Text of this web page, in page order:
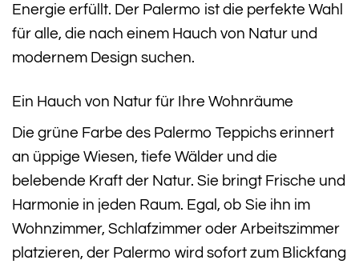
Energie erfüllt. Der Palermo ist die perfekte Wahl
für alle, die nach einem Hauch von Natur und
modernem Design suchen.
Ein Hauch von Natur für Ihre Wohnräume
Die grüne Farbe des Palermo Teppichs erinnert
an üppige Wiesen, tiefe Wälder und die
belebende Kraft der Natur. Sie bringt Frische und
Harmonie in jeden Raum. Egal, ob Sie ihn im
Wohnzimmer, Schlafzimmer oder Arbeitszimmer
platzieren, der Palermo wird sofort zum Blickfang